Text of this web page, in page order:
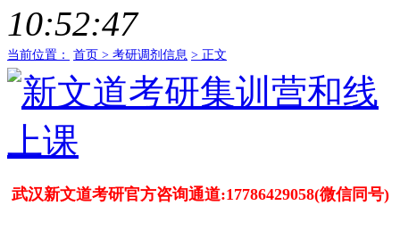
10:52:47
当前位置： 首页 > 考研调剂信息 > 正文
武汉新文道考研官方咨询通道:17786429058(微信同号)